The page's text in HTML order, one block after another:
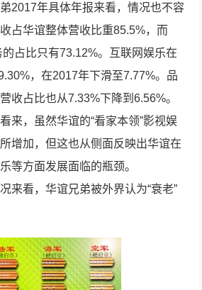
2017年具体年报来看，情况也不容
占华谊整体营收比重85.5%，而
占比只有73.12%。互联网娱乐在
，在2017年下滑至7.77%。品
收占比也从7.33%下降到6.56%。
来，虽然华谊的“看家本领”影视娱
增加，但这也从侧面反映出华谊在
等方面发展面临的瓶颈。
来看，华谊兄弟被外界认为“衰老”